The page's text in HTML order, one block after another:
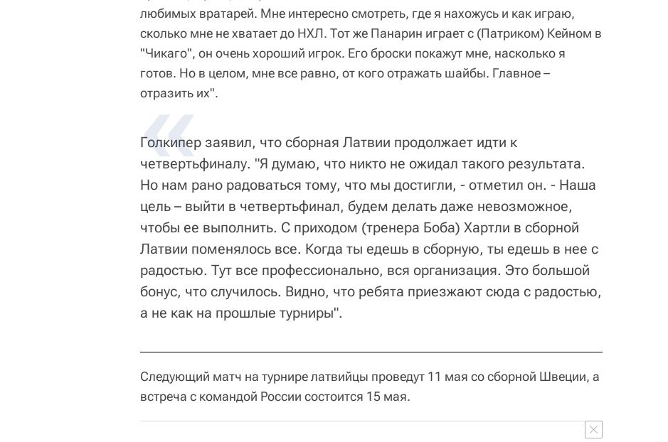
любимых вратарей. Мне интересно смотреть, где я нахожусь и как играю,
сколько мне не хватает до НХЛ. Тот же Панарин играет с (Патриком) Кейном в
"Чикаго", он очень хороший игрок. Его броски покажут мне, насколько я
готов. Но в целом, мне все равно, от кого отражать шайбы. Главное –
отразить их".
Голкипер заявил, что сборная Латвии продолжает идти к
четвертьфиналу. "Я думаю, что никто не ожидал такого результата.
Но нам рано радоваться тому, что мы достигли, - отметил он. - Наша
цель – выйти в четвертьфинал, будем делать даже невозможное,
чтобы ее выполнить. С приходом (тренера Боба) Хартли в сборной
Латвии поменялось все. Когда ты едешь в сборную, ты едешь в нее с
радостью. Тут все профессионально, вся организация. Это большой
бонус, что случилось. Видно, что ребята приезжают сюда с радостью,
а не как на прошлые турниры".
Следующий матч на турнире латвийцы проведут 11 мая со сборной Швеции, а
встреча с командой России состоится 15 мая.